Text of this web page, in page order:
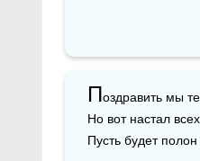
Поздравить мы
Но вот настал
Пусть будет